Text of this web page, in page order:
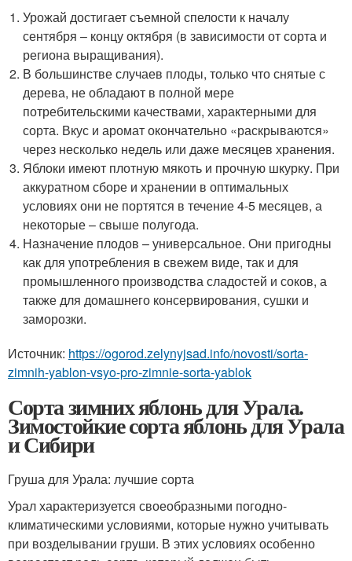
Урожай достигает съемной спелости к началу
сентября – концу октября (в зависимости от сорта и
региона выращивания).
В большинстве случаев плоды, только что снятые с
дерева, не обладают в полной мере
потребительскими качествами, характерными для
сорта. Вкус и аромат окончательно «раскрываются»
через несколько недель или даже месяцев хранения.
Яблоки имеют плотную мякоть и прочную шкурку. При
аккуратном сборе и хранении в оптимальных
условиях они не портятся в течение 4-5 месяцев, а
некоторые – свыше полугода.
Назначение плодов – универсальное. Они пригодны
как для употребления в свежем виде, так и для
промышленного производства сладостей и соков, а
также для домашнего консервирования, сушки и
заморозки.
Источник: https://ogorod.zelynyjsad.info/novosti/sorta-
zimnih-yablon-vsyo-pro-zimnie-sorta-yablok
Сорта зимних яблонь для Урала.
Зимостойкие сорта яблонь для Урала
и Сибири
Груша для Урала: лучшие сорта
Урал характеризуется своеобразными погодно-
климатическими условиями, которые нужно учитывать
при возделывании груши. В этих условиях особенно